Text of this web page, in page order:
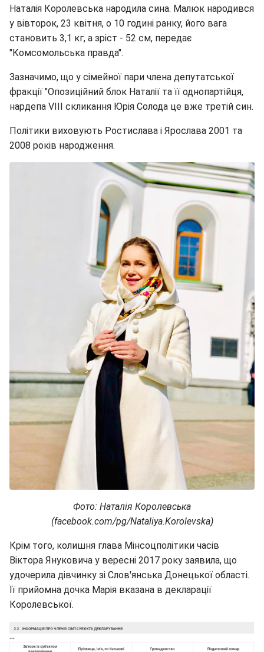
Наталія Королевська народила сина. Малюк народився
у вівторок, 23 квітня, о 10 годині ранку, його вага
становить 3,1 кг, а зріст - 52 см, передає
"Комсомольська правда".
Зазначимо, що у сімейної пари члена депутатської
фракції "Опозиційний блок Наталії та її однопартійця,
нардепа VIII скликання Юрія Солода це вже третій син.
Політики виховують Ростислава і Ярослава 2001 та
2008 років народження.
Фото: Наталія Королевська
(facebook.com/pg/Nataliya.Korolevska)
Крім того, колишня глава Мінсоцполітики часів
Віктора Януковича у вересні 2017 року заявила, що
удочерила дівчинку зі Слов'янська Донецької області.
Її прийомна дочка Марія вказана в декларації
Королевської.